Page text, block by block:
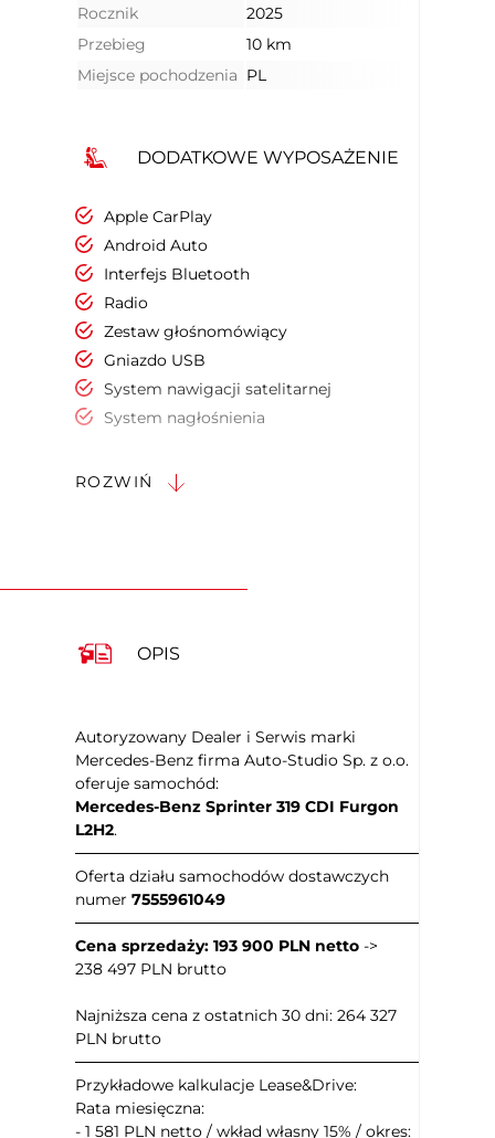
Rocznik
2025
Przebieg
10 km
Miejsce pochodzenia PL
DODATKOWE WYPOSAŻENIE
Apple CarPlay
Android Auto
Interfejs Bluetooth
Radio
Zestaw głośnomówiący
Gniazdo USB
System nawigacji satelitarnej
System nagłośnienia
Sterowanie funkcjami pojazdu za
pomocą głosu
Regul. elektr. podparcia lędźwiowego -
kierowca
Kierownica skórzana
Kierownica ze sterowaniem radia
Kierownica wielofunkcyjna
Kierownica ogrzewana
Dźwignia zmiany biegów wykończona
skórą
Uruchamianie silnika bez użycia
kluczyków
Elektryczne szyby przednie
Przyciemniane tylne szyby
Kontrola odległości z tyłu (przy
parkowaniu)
Kamera parkowania tył
Lusterka boczne ustawiane elektrycznie
ROZWIŃ
OPIS
Autoryzowany Dealer i Serwis marki
Mercedes-Benz firma Auto-Studio Sp. z o.o.
Mercedes-Benz Sprinter 319 CDI Furgon
L2H2.
Oferta działu samochodów dostawczych
numer 7555961049
Cena sprzedaży: 193 900 PLN netto ->
238 497 PLN brutto
Najniższa cena z ostatnich 30 dni: 264 327
PLN brutto
Przykładowe kalkulacje Lease&Drive:
Rata miesięczna:
- 1 581 PLN netto / wkład własny 15% / okres: